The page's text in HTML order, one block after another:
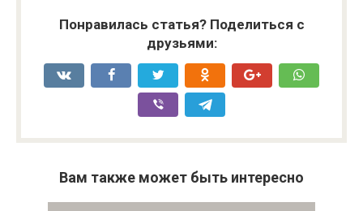
Понравилась статья? Поделиться с
друзьями:
Вам также может быть интересно